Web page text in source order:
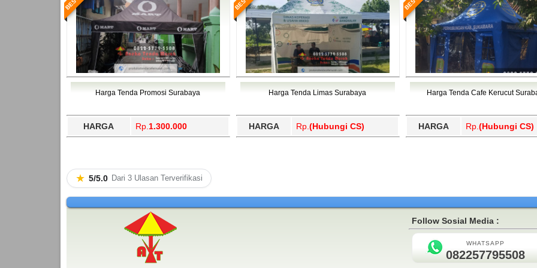
Harga Tenda Promosi Surabaya
HARGA Rp. 1.300.000
Harga Tenda Limas Surabaya
HARGA Rp. (Hubungi CS)
Harga Tenda Cafe Kerucut
HARGA Rp. (Hubungi CS)
★ 5/5.0 Dari 3 Ulasan Terverifikasi
Follow Sosial Media :
WHATSAPP
082257795508